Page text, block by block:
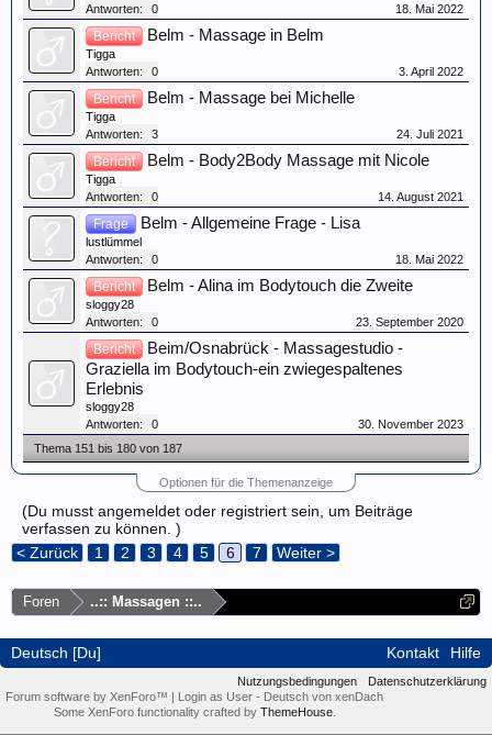
Antworten:
0 18. Mai 2022
Bericht Belm - Massage in Belm
Tigga
Antworten:
0 3. April 2022
Bericht Belm - Massage bei Michelle
Tigga
Antworten:
3 24. Juli 2021
Bericht Belm - Body2Body Massage mit Nicole
Tigga
Antworten:
0 14. August 2021
Frage Belm - Allgemeine Frage - Lisa
lustlümmel
Antworten:
0 18. Mai 2022
Bericht Belm - Alina im Bodytouch die Zweite
sloggy28
Antworten:
0 23. September 2020
Bericht
Beim/Osnabrück - Massagestudio -
Graziella im Bodytouch-ein zwiegespaltenes
Erlebnis
sloggy28
Antworten:
0
30. November 2023
Thema 151 bis 180 von 187
Optionen für die Themenanzeige
(Du musst angemeldet oder registriert sein, um Beiträge
verfassen zu können. )
< Zurück
1 2 3 4 5 6 7 Weiter >
Foren ..:: Massagen ::..
Deutsch [Du] Kontakt Hilfe
Nutzungsbedingungen
Datenschutzerklärung
Forum software by XenForo™
Login as User - Deutsch von xenDach
Some XenForo functionality crafted by ThemeHouse.